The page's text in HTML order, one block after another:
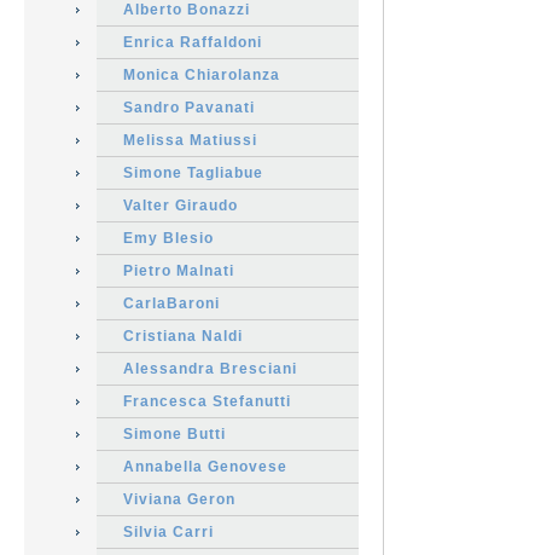
Alberto Bonazzi
Enrica Raffaldoni
Monica Chiarolanza
Sandro Pavanati
Melissa Matiussi
Simone Tagliabue
Valter Giraudo
Emy Blesio
Pietro Malnati
CarlaBaroni
Cristiana Naldi
Alessandra Bresciani
Francesca Stefanutti
Simone Butti
Annabella Genovese
Viviana Geron
Silvia Carri